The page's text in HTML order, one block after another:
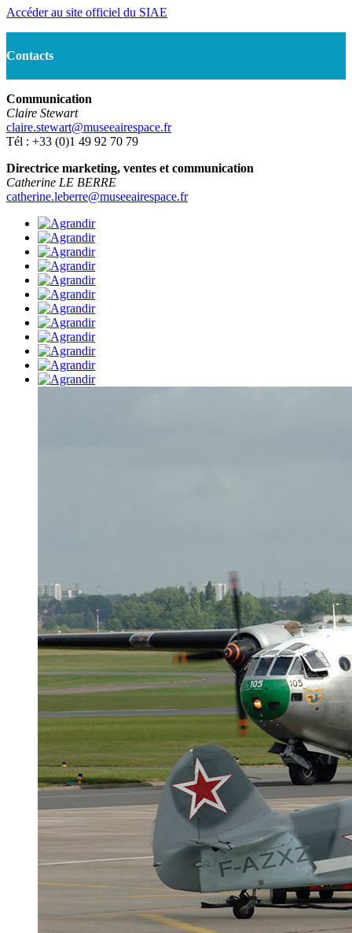
Accéder au site officiel du SIAE
Contacts
Communication
Claire Stewart
claire.stewart@museeairespace.fr
Tél : +33 (0)1 49 92 70 79
Directrice marketing, ventes et communication
Catherine LE BERRE
catherine.leberre@museeairespace.fr